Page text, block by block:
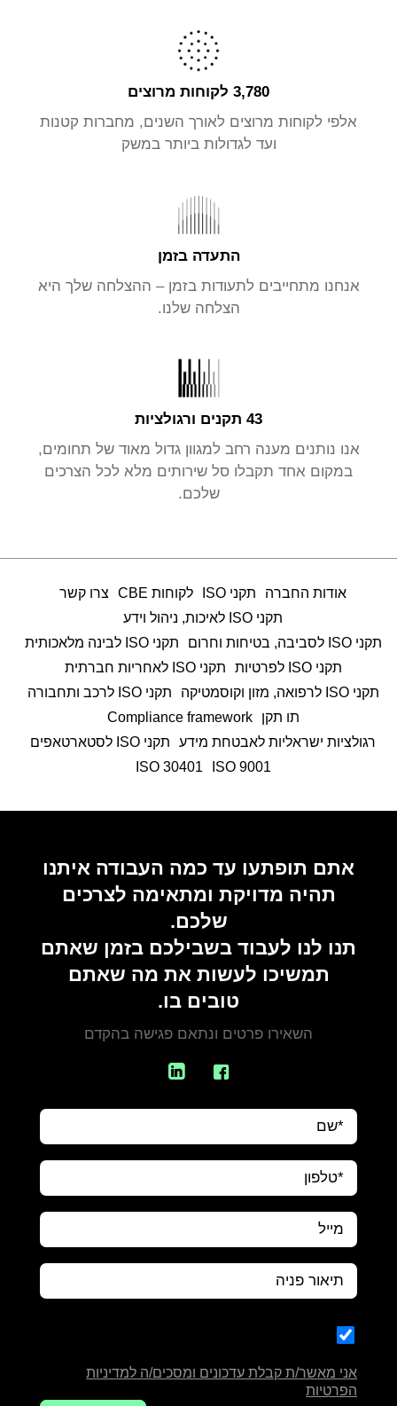
3,780 לקוחות מרוצים
אלפי לקוחות מרוצים לאורך השנים, מחברות קטנות
ועד לגדולות ביותר במשק
התעדה בזמן
אנחנו מתחייבים לתעודות בזמן – ההצלחה שלך היא
הצלחה שלנו.
43 תקנים ורגולציות
אנו נותנים מענה רחב למגוון גדול מאוד של תחומים,
במקום אחד תקבלו סל שירותים מלא לכל הצרכים
שלכם.
אודות החברה תקני ISO לקוחות CBE
צרו קשר
תקני ISO לאיכות, ניהול וידע
תקני ISO לסביבה, בטיחות וחרום
תקני ISO לבינה מלאכותית
תקני ISO לפרטיות
תקני ISO לאחריות חברתית
תקני ISO לרפואה, מזון וקוסמטיקה
תקני ISO לרכב ותחבורה
תו תקן
Compliance framework
רגולציות ישראליות לאבטחת מידע
תקני ISO לסטארטאפים
9001 ISO
ISO 30401
אתם תופתעו עד כמה העבודה איתנו
תהיה מדויקת ומתאימה לצרכים
שלכם.
תנו לנו לעבוד בשבילכם בזמן שאתם
תמשיכו לעשות את מה שאתם
טובים בו.
השאירו פרטים ונתאם פגישה בהקדם
אני מאשר/ת קבלת עדכונים ומסכים/ה למדיניות
הפרטיות